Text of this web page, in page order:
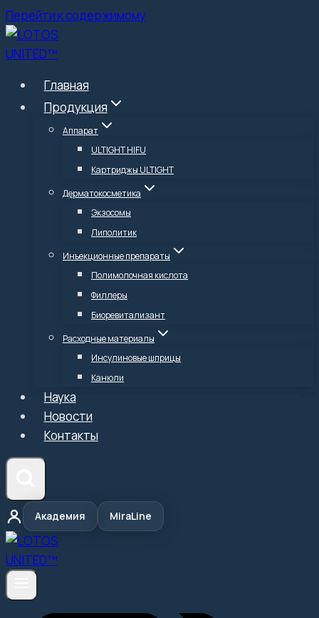
Перейти к содержимому
Главная
Продукция
Аппарат
ULTIGHT HIFU
Картриджы ULTIGHT
Дерматокосметика
Экзосомы
Липолитик
Инъекционные препараты
Полимолочная кислота
Филлеры
Биоревитализант
Расходные материалы
Инсулиновые шприцы
Канюли
Наука
Новости
Контакты
Академия MiraLine